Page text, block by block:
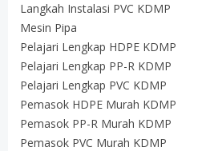
Langkah Instalasi PVC KDMP
Mesin Pipa
Pelajari Lengkap HDPE KDMP
Pelajari Lengkap PP-R KDMP
Pelajari Lengkap PVC KDMP
Pemasok HDPE Murah KDMP
Pemasok PP-R Murah KDMP
Pemasok PVC Murah KDMP